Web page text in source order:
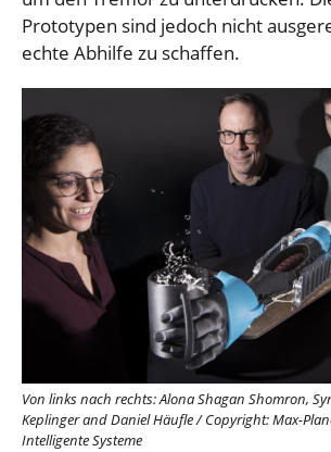
Prototypen sind jedoch nicht
echte Abhilfe zu schaffen.
Von links nach rechts: Alona Shagan Shomron,
Keplinger and Daniel Häufle/Copyright: Max-
Intelligente Systeme